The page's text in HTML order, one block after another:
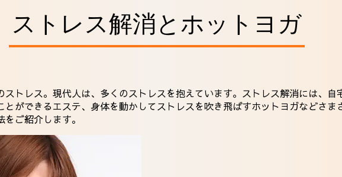
ストレス解消とホットヨガ
トレス。現代人は、多くのストレスを抱えています。ストレス解消には、自
とができるエステ、身体を動かしてストレスを吹き飛ばすホットヨガなどさま
ご紹介します。